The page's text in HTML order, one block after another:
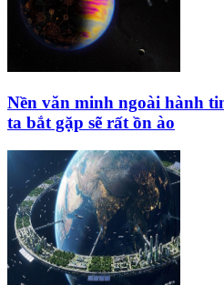
Nền văn minh ngoài hành
ta bắt gặp sẽ rất ồn ào